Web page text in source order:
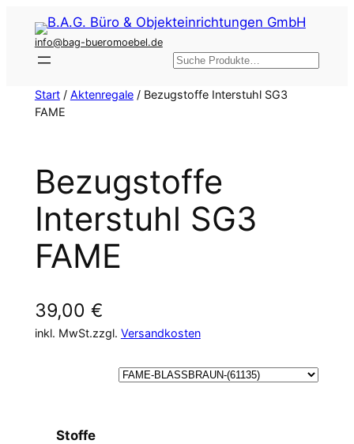
Inhalt
springen
info@bag-bueromoebel.de
Suchen
Start/ Aktenregale/ Bezugstoffe Interstuhl SG3
FAME
Bezugstoffe
Interstuhl SG3
FAME
39,00 €
inkl. MwSt.zzgl. Versandkosten
Stoffe